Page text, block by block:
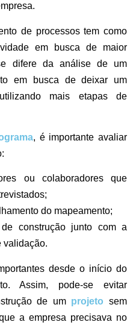
de processos tem como
em busca de maior
difere da análise de um
em busca de deixar um
mais etapas de
, é importante avaliar
ou colaboradores que
do mapeamento;
construção junto com a
validação.
desde o início do
Assim, pode-se evitar
de um projeto sem
a empresa precisava no